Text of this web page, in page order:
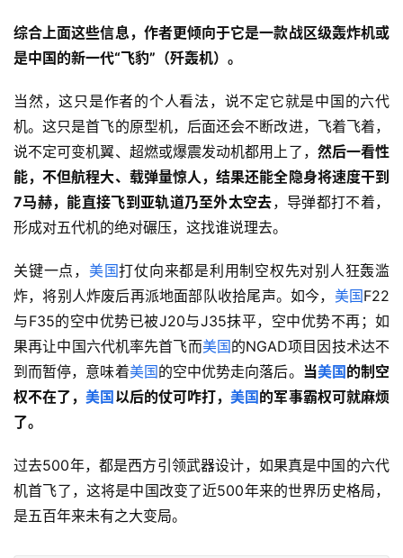
综合上面这些信息，作者更倾向于它是一款战区级轰炸机或
是中国的新一代“飞豹”（歼轰机）。
当然，这只是作者的个人看法，说不定它就是中国的六代
机。这只是首飞的原型机，后面还会不断改进，飞着飞着，
说不定可变机翼、超燃或爆震发动机都用上了， 然后一看性
能，不但航程大、载弹量惊人，结果还能全隐身将速度干到
7马赫，能直接飞到亚轨道乃至外太空去，导弹都打不着，
形成对五代机的绝对碾压，这找谁说理去。
关键一点， 美国打仗向来都是利用制空权先对别人狂轰滥
炸，将别人炸废后再派地面部队收拾尾声。如今， 美国F22
与F35的空中优势已被J20与J35抹平，空中优势不再；如
果再让中国六代机率先首飞而美国的NGAD项目因技术达不
到而暂停，意味着美国的空中优势走向落后。 当美国 的制空
权不在了，美国 以后的仗可咋打，美国 的军事霸权可就麻烦
了。
过去500年，都是西方引领武器设计，如果真是中国的六代
机首飞了，这将是中国改变了近500年来的世界历史格局，
是五百年来未有之大变局。